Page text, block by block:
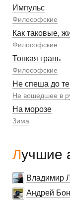
Импульс
Философские
Как таковые,
Философские
Тонкая грань
Философские
Не спеша до
Не вошедшее в
На морозе
Зима
Лучшие
Владимир
Андрей